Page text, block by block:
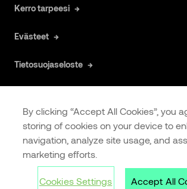
Kerro tarpeesi
Evästeet
Tietosuojaseloste
COOKIES
SETTINGS
By clicking “Accept All Cookies”, you
storing of cookies on your device to
navigation, analyze site usage, and
marketing efforts.
Cookies Settings Accept All